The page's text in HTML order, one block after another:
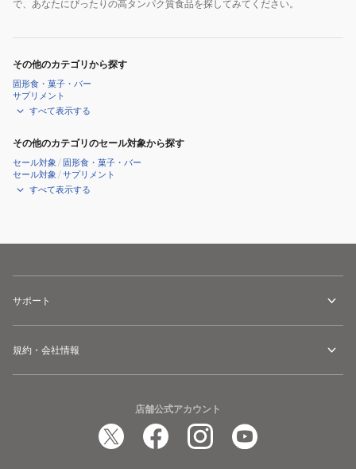
で、あなたにぴったりの高タンパク質食品を探してみてください。
その他のカテゴリから探す
固形食・菓子・バー
サプリメント
すべて表示する
その他のカテゴリのセール対象から探す
セール対象 / 固形食・菓子・バー
セール対象 /サプリメント
すべて表示する
サポート
規約・会社情報
店舗公式アカウント